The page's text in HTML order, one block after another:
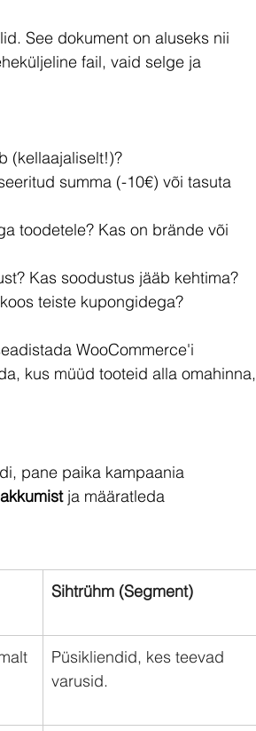
See dokument on aluseks nii
fail, vaid selge ja
(kellaajaliselt!)?
summa (-10€) või tasuta
toodetele? Kas on brände või
Kas soodustus jääb kehtima?
teiste kupongidega?
WooCommerce'i
kus müüd tooteid alla omahinna,
pane paika kampaania
ja määratleda
Sihtrühm (Segment)
Püsikliendid, kes teevad
varusid.